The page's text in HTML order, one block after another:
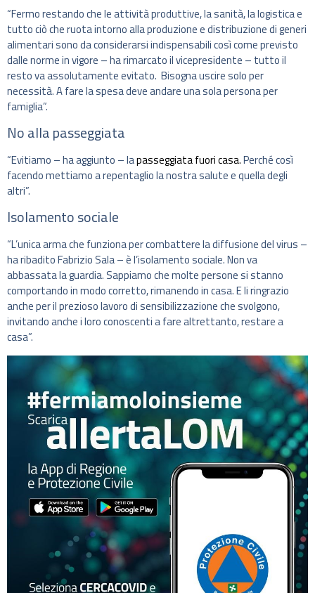
“Fermo restando che le attività produttive, la sanità, la logistica e
tutto ciò che ruota intorno alla produzione e distribuzione di generi
alimentari sono da considerarsi indispensabili così come previsto
dalle norme in vigore – ha rimarcato il vicepresidente – tutto il
resto va assolutamente evitato. Bisogna uscire solo per
necessità. A fare la spesa deve andare una sola persona per
famiglia”.
No alla passeggiata
“Evitiamo – ha aggiunto – lapasseggiata fuori casa.Perché così
facendo mettiamo a repentaglio la nostra salute e quella degli
altri”.
Isolamento sociale
“L’unica arma che funziona per combattere la diffusione del virus –
ha ribadito Fabrizio Sala – è l’isolamento sociale. Non va
abbassata la guardia. Sappiamo che molte persone si stanno
comportando in modo corretto, rimanendo in casa. E li ringrazio
anche per il prezioso lavoro di sensibilizzazione che svolgono,
invitando anche i loro conoscenti a fare altrettanto, restare a
casa”.